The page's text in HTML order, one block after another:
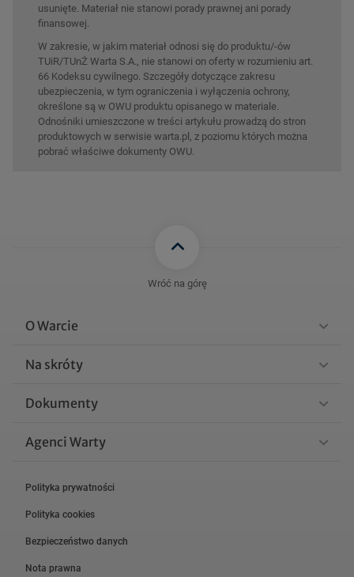
usunięte. Materiał nie stanowi porady prawnej ani porady
finansowej.
W zakresie, w jakim materiał odnosi się do produktu/-ów
TUiR/TUnŻ Warta S.A., nie stanowi on oferty w rozumieniu art.
66 Kodeksu cywilnego. Szczegóły dotyczące zakresu
ubezpieczenia, w tym ograniczenia i wyłączenia ochrony,
określone są w OWU produktu opisanego w materiale.
Odnośniki umieszczone w treści artykułu prowadzą do stron
produktowych w serwisie warta.pl, z poziomu których można
pobrać właściwe dokumenty OWU.
Wróć na górę
O Warcie
Na skróty
Dokumenty
Agenci Warty
Polityka prywatności
Polityka cookies
Bezpieczeństwo danych
Nota prawna